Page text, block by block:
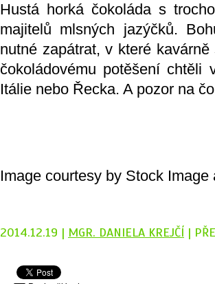
Hustá horká čokoláda s
majitelů mlsných jazýčků.
nutné zapátrat, v které
čokoládovému potěšení chtěli
Itálie nebo Řecka. A pozor na
Image courtesy by Stock
2014.12.19 | MGR. DANIELA KREJČÍ |